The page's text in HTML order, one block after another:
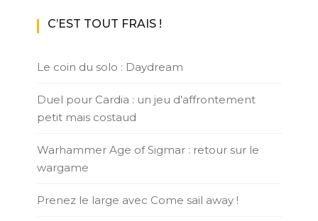
C’EST TOUT FRAIS !
Le coin du solo : Daydream
Duel pour Cardia : un jeu d’affrontement
petit mais costaud
Warhammer Age of Sigmar : retour sur le
wargame
Prenez le large avec Come sail away !